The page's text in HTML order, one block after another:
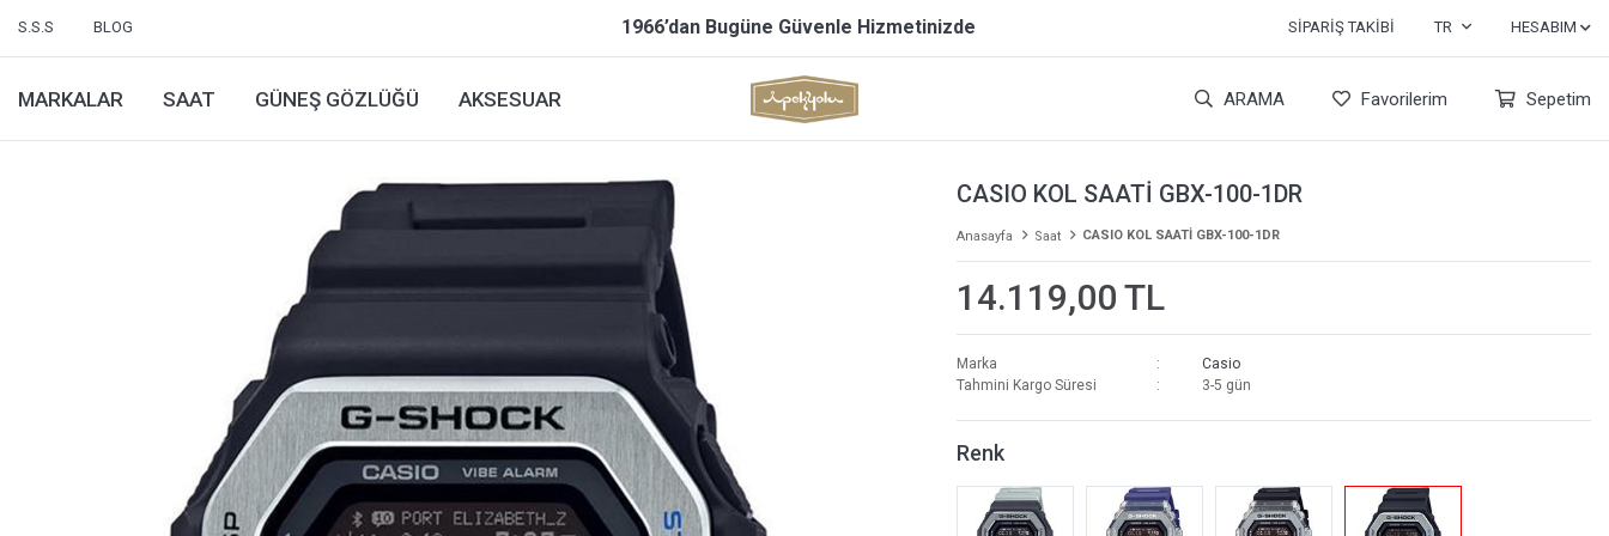
S.S.S BLOG 1966’dan Bugüne Güvenle Hizmetinizde SIPARIŞ TAKIBI TR HESABIM
MARKALAR SAAT GÜNEŞ GÖZLÜĞÜ AKSESUAR ARAMA Favorilerim Sepetim
CASIO KOL SAATİ GBX-100-1DR
Anasayfa Saat CASIO KOL SAATİ GBX-100-1DR
14.119,00 TL
Marka
Casio
Tahmini Kargo Süresi
3-5 gün
Renk